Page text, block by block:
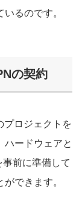
るのです。
の契約
プロジェクトを
ハードウェアと
前に準備して
できます。